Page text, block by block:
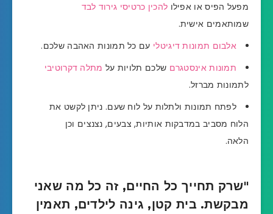
מפעל הפיס או אפילו להכין כרטיסי גירוד לבד
שמותאמים אישית.
אלבום תמונות דיגיטלי עם כל תמונות האהבה שלכם.
תמונות אינסטגרם שלכם תלויות על מתלה דקרוטיבי
לתמונות מברזל.
לפתח תמונות ולתלות על לוח שעם. ניתן לקשט את
הלוח מסביב במדבקות אותיות, צבעים, נצנצים וכן
הלאה.
"שרק תחייך כל החיים, זה כל מה שאני
מבקשת. בית קטן, גינה לילדים, תאמין